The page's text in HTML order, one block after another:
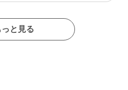
あるなんて思わなかったな…
っと見る